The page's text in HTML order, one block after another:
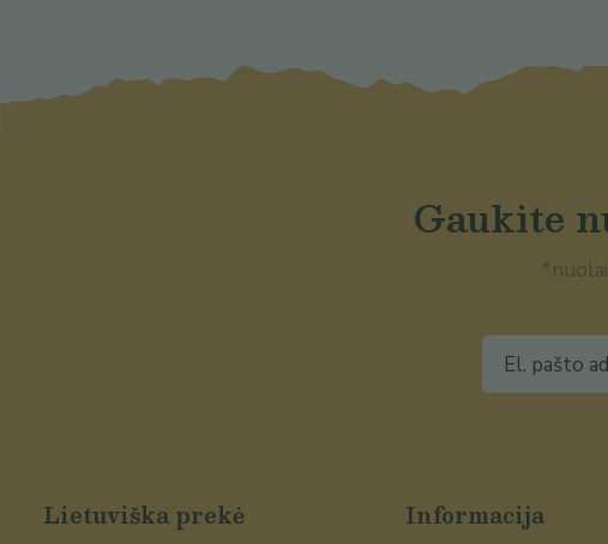
Gaukite
Lietuviška prekė Informacija